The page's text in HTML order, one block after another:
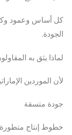
كل أساس وعمود
الجودة.
لماذا يثق به
لأن الموردين
جودة متسقة
خطوط إنتاج متطورة